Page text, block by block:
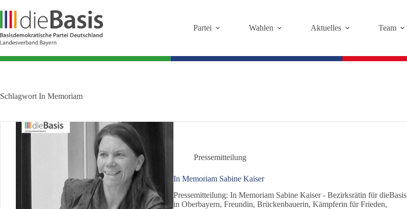
Inhalt
springen
Partei Wahlen Aktuelles Team
Schlagwort In Memoriam
Pressemitteilung
In Memoriam Sabine Kaiser
Pressemitteilung: In Memoriam Sabine Kaiser - Bezirksrätin für dieBasis
in Oberbayern, Freundin, Brückenbauerin, Kämpferin für Frieden,